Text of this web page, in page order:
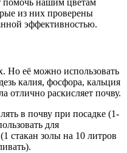
из них проверены
эффективностью.
Но её можно использовать
калия, фосфора, кальция
отлично раскисляет почву.
в почву при посадке (1-
для
стакан золы на 10 литров